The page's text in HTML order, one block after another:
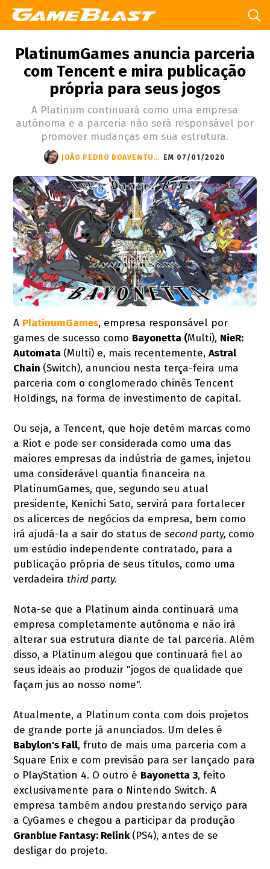
PlatinumGames anuncia parceria
com Tencent e mira publicação
própria para seus jogos
A Platinum continuará como uma empresa
autônoma e a parceria não será responsável por
promover mudanças em sua estrutura.
JOÃO PEDRO BOAVENTURA EM 07/01/2020
A PlatinumGames, empresa responsável por
games de sucesso como Bayonetta (Multi), NieR:
Automata (Multi) e, mais recentemente,Astral
Chain (Switch), anunciou nesta terça-feira uma
parceria com o conglomerado chinês Tencent
Holdings, na forma de investimento de capital.
Ou seja, a Tencent, que hoje detém marcas como
a Riot e pode ser considerada como uma das
maiores empresas da indústria de games, injetou
uma considerável quantia financeira na
PlatinumGames, que, segundo seu atual
presidente, Kenichi Sato, servirá para fortalecer
os alicerces de negócios da empresa, bem como
irá ajudá-la a sair do status desecond party, como
um estúdio independente contratado, para a
publicação própria de seus títulos, como uma
verdadeirathird party.
Nota-se que a Platinum ainda continuará uma
empresa completamente autônoma e não irá
alterar sua estrutura diante de tal parceria. Além
disso, a Platinum alegou que continuará fiel ao
seus ideais ao produzir "jogos de qualidade que
façam jus ao nosso nome".
Atualmente, a Platinum conta com dois projetos
de grande porte já anunciados. Um deles é
Babylon's Fall, fruto de mais uma parceria com a
Square Enix e com previsão para ser lançado para
o PlayStation 4. O outro é Bayonetta 3, feito
exclusivamente para o Nintendo Switch. A
empresa também andou prestando serviço para
a CyGames e chegou a participar da produção
Granblue Fantasy: Relink(PS4), antes de se
desligar do projeto.